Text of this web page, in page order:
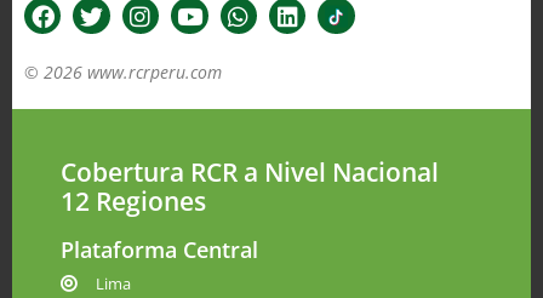
© 2026 www.rcrperu.com
Cobertura RCR a Nivel Nacional
12 Regiones
Plataforma Central
Lima